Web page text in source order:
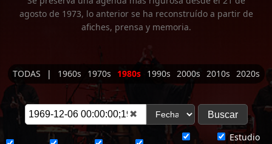
agosto de 1973, lo anterior se ha reconstruído a partir de
afiches, prensa y memoria.
TODAS | 1960s 1970s 1980s 1990s 2000s 2010s 2020s
✖
Estudio